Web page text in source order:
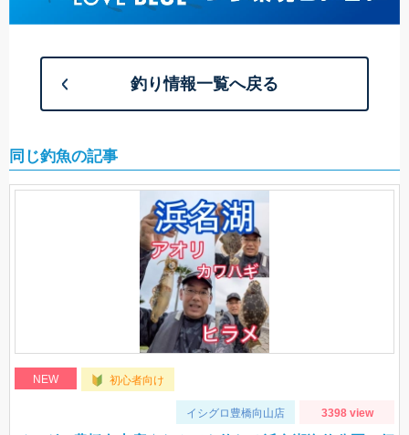
釣り情報一覧へ戻る
同じ釣魚の記事
NEW 初心者向け
イシグロ豊橋向山店 3398 view